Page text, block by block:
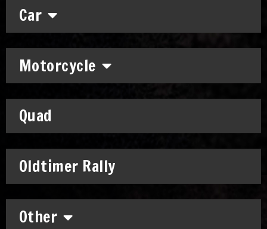
Car
Motorcycle
Quad
Oldtimer Rally
Other